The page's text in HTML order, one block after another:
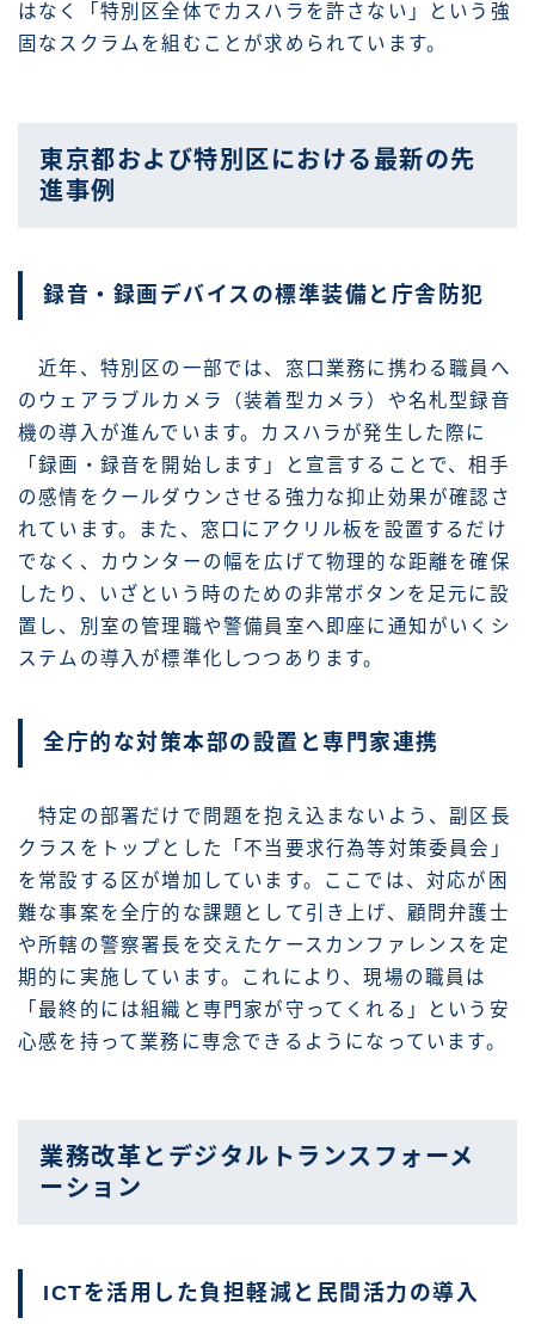
はなく「特別区全体でカスハラを許さない」という強
固なスクラムを組むことが求められています。
東京都および特別区における最新の先
進事例
録音・録画デバイスの標準装備と庁舎防犯
近年、特別区の一部では、窓口業務に携わる職員へ
のウェアラブルカメラ（装着型カメラ）や名札型録音
機の導入が進んでいます。カスハラが発生した際に
「録画・録音を開始します」と宣言することで、相手
の感情をクールダウンさせる強力な抑止効果が確認さ
れています。また、窓口にアクリル板を設置するだけ
でなく、カウンターの幅を広げて物理的な距離を確保
したり、いざという時のための非常ボタンを足元に設
置し、別室の管理職や警備員室へ即座に通知がいくシ
ステムの導入が標準化しつつあります。
全庁的な対策本部の設置と専門家連携
特定の部署だけで問題を抱え込まないよう、副区長
クラスをトップとした「不当要求行為等対策委員会」
を常設する区が増加しています。ここでは、対応が困
難な事案を全庁的な課題として引き上げ、顧問弁護士
や所轄の警察署長を交えたケースカンファレンスを定
期的に実施しています。これにより、現場の職員は
「最終的には組織と専門家が守ってくれる」という安
心感を持って業務に専念できるようになっています。
業務改革とデジタルトランスフォーメ
ーション
ICTを活用した負担軽減と民間活力の導入